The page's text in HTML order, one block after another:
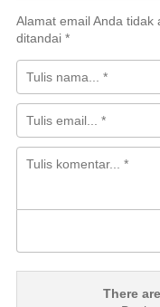
Alamat email Anda tidak
ditandai *
There